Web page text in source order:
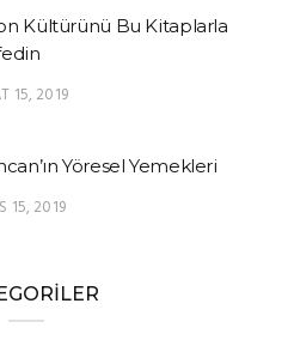
Kültürünü Bu Kitaplarla
15, 2019
Yöresel Yemekleri
15, 2019